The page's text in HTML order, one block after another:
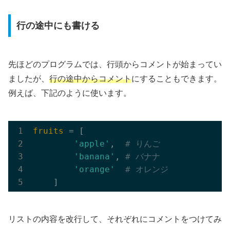
行の途中にも書ける
先ほどのプログラムでは、行頭からコメントが始まってい
ましたが、 行の途中からコメントにすることもできます。
例えば、下記のように使います。
fruits
= [
'apple' , # りんご
'banana' , # バナナ
'orange'
# オレンジ
リストの内容を改行して、それぞれにコメントをつけてみ